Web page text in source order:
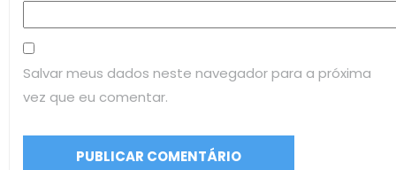
Salvar meus dados neste navegador para a próxima
vez que eu comentar.